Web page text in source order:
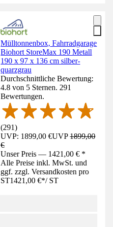
Mülltonnenbox, Fahrradgarage
Biohort StoreMax 190 Metall
190 x 97 x 136 cm silber-
quarzgrau
Durchschnittliche Bewertung:
4.8 von 5 Sternen. 291
Bewertungen.
(291)
UVP: 1899,00 €UVP1899,00
€
Unser Preis — 1421,00 € *
Alle Preise inkl. MwSt. und
ggf. zzgl. Versandkosten pro
ST1421,00 €*/ ST